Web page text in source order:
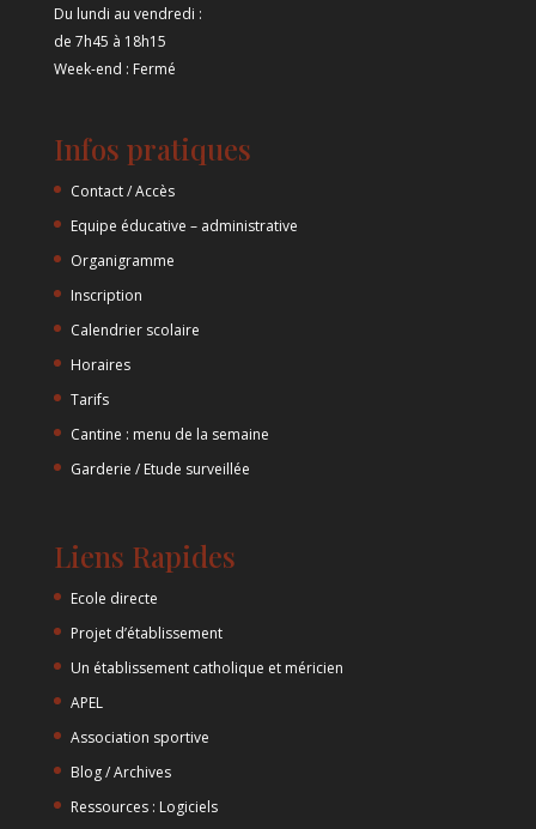
Du lundi au vendredi :
de 7h45 à 18h15
Week-end : Fermé
Infos pratiques
Contact / Accès
Equipe éducative – administrative
Organigramme
Inscription
Calendrier scolaire
Horaires
Tarifs
Cantine : menu de la semaine
Garderie / Etude surveillée
Liens Rapides
Ecole directe
Projet d’établissement
Un établissement catholique et méricien
APEL
Association sportive
Blog / Archives
Ressources : Logiciels